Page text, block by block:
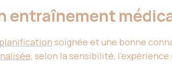
entraînement
soignée et une bonne
, selon la sensibilité,